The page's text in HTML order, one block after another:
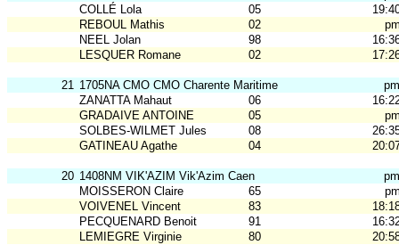
COLLÉ Lola
05
REBOUL Mathis
02
NEEL Jolan
98
LESQUER Romane
02
21 1705NA CMO CMO Charente Maritime
pm
ZANATTA Mahaut
06
GRADAIVE ANTOINE
05
SOLBES-WILMET Jules
08
GATINEAU Agathe
04
20 1408NM VIK'AZIM Vik'Azim Caen
pm
MOISSERON Claire
65
VOIVENEL Vincent
83
PECQUENARD Benoit
91
LEMIEGRE Virginie
80